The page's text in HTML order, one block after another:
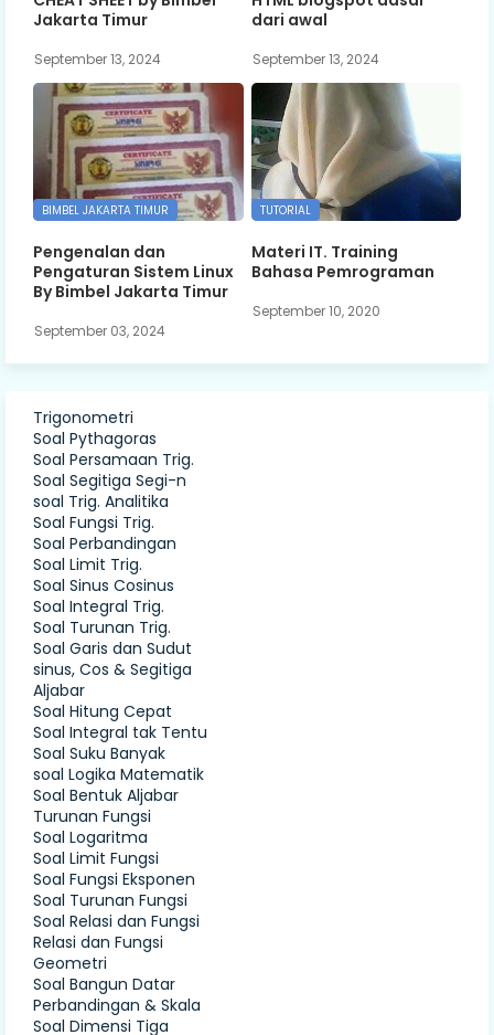
Jakarta Timur
September 13, 2024
dari awal
September 13, 2024
BIMBEL JAKARTA TIMUR
Pengenalan dan
Pengaturan Sistem Linux
By Bimbel Jakarta Timur
September 03, 2024
TUTORIAL
Materi IT. Training
Bahasa Pemrograman
September 10, 2020
Trigonometri
Soal Pythagoras
Soal Persamaan Trig.
Soal Segitiga Segi-n
soal Trig. Analitika
Soal Fungsi Trig.
Soal Perbandingan
Soal Limit Trig.
Soal Sinus Cosinus
Soal Integral Trig.
Soal Turunan Trig.
Soal Garis dan Sudut
sinus, Cos & Segitiga
Aljabar
Soal Hitung Cepat
Soal Integral tak Tentu
Soal Suku Banyak
soal Logika Matematik
Soal Bentuk Aljabar
Turunan Fungsi
Soal Logaritma
Soal Limit Fungsi
Soal Fungsi Eksponen
Soal Turunan Fungsi
Soal Relasi dan Fungsi
Relasi dan Fungsi
Geometri
Soal Bangun Datar
Perbandingan & Skala
Soal Dimensi Tiga